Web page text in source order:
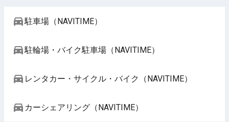
駐車場（NAVITIME）
駐輪場・バイク駐車場（NAVITIME）
レンタカー・サイクル・バイク（NAVITIME）
カーシェアリング（NAVITIME）